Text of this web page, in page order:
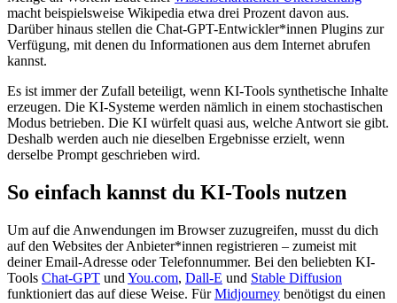
macht beispielsweise Wikipedia etwa drei Prozent davon aus.
Darüber hinaus stellen die Chat-GPT-Entwickler*innen Plugins zur
Verfügung, mit denen du Informationen aus dem Internet abrufen
kannst.
Es ist immer der Zufall beteiligt, wenn KI-Tools synthetische Inhalte
erzeugen. Die KI-Systeme werden nämlich in einem stochastischen
Modus betrieben. Die KI würfelt quasi aus, welche Antwort sie gibt.
Deshalb werden auch nie dieselben Ergebnisse erzielt, wenn
derselbe Prompt geschrieben wird.
So einfach kannst du KI-Tools nutzen
Um auf die Anwendungen im Browser zuzugreifen, musst du dich
auf den Websites der Anbieter*innen registrieren – zumeist mit
deiner Email-Adresse oder Telefonnummer. Bei den beliebten KI-
Tools Chat-GPT und You.com, Dall-E und Stable Diffusion
funktioniert das auf diese Weise. FürMidjourney benötigst du einen